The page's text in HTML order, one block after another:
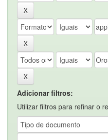
Adicionar filtros:
Utilizar filtros para refinar o